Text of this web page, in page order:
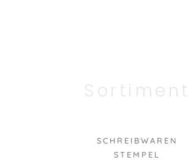
Sortiment
SCHREIBWAREN
STEMPEL